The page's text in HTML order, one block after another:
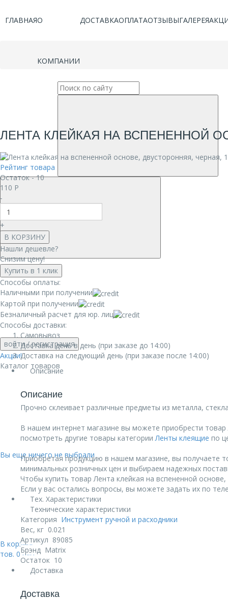
ГЛАВНАЯО
КОМПАНИИ
ДОСТАВКАОПЛАТАОТЗЫВЫГАЛЕРЕЯ
войти/ регистрация
Акции!
Каталог товаров
Вы еще ничего не выбрали
В корзине:
тов. 0руб.
ЛЕНТА КЛЕЙКАЯ НА ВСПЕНЕННОЙ
Рейтинг товара
Остаток - 10
110 Р
-
+
В КОРЗИНУ
Нашли дешевле?
Снизим цену!
Купить в 1 клик
Способы оплаты:
Наличными при получении
Картой при получении
Безналичный расчет для юр. лиц
Способы доставки:
Самовывоз
Доставка день в день (при заказе до 14:00)
Доставка на следующий день (при заказе после 14:00)
Описание
Описание
Прочно склеивает различные предметы из металла,
В нашем интернет магазине вы можете приобрести
посмотреть другие товары категорииЛенты клеящие по
Приобретая продукцию в нашем магазине, вы получаете
минимальных розничных цен и выбираем надежных
Чтобы купить товар Лента клейкая на вспененной
Если у вас остались вопросы, вы можете задать их по
Тех. Характеристики
Технические характеристики
Категория Инструмент ручной и расходники
Вес, кг 0.021
Артикул 89085
Брэнд Matrix
Остаток 10
Доставка
Доставка